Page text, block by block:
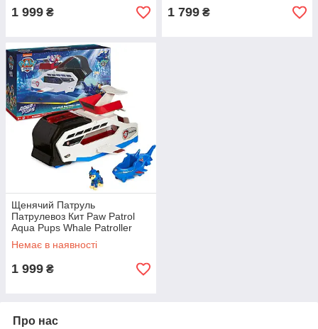
1 999 ₴ 1 799 ₴
Щенячий Патруль
Патрулевоз Кит Paw Patrol
Aqua Pups Whale Patroller
Team Vehicle
Немає в наявності
1 999 ₴
Про нас